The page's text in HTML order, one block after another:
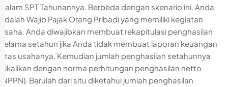
dalam SPT Tahunannya. Berbeda dengan skenario ini. Anda
adalah Wajib Pajak Orang Pribadi yang memiliki kegiatan
usaha. Anda diwajibkan membuat rekapitulasi penghasilan
selama setahun jika Anda tidak membuat laporan keuangan
atas usahanya. Kemudian jumlah penghasilan setahunnya
dikalikan dengan norma perhitungan penghasilan netto
(NPPN). Barulah dari situ diketahui jumlah penghasilan